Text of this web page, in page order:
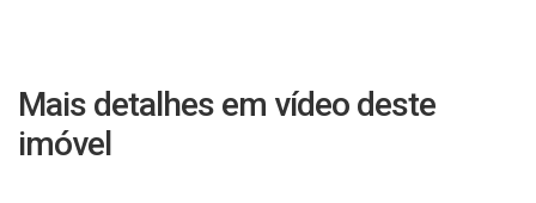
Mais detalhes em vídeo deste
imóvel